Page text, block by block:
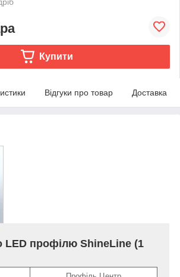
Купити
Відгуки про товар Доставка
LED профілю ShineLine (1